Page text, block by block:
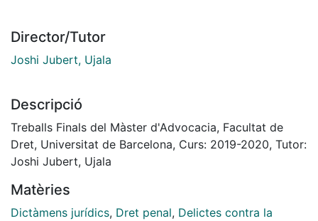
Director/Tutor
Joshi Jubert, Ujala
Descripció
Treballs Finals del Màster d'Advocacia, Facultat de
Dret, Universitat de Barcelona, Curs: 2019-2020, Tutor:
Joshi Jubert, Ujala
Matèries
Dictàmens jurídics, Dret penal, Delictes contra la